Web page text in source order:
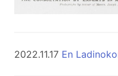
2022.11.17 En